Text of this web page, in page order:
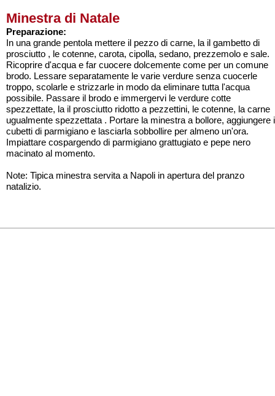
Minestra di Natale
Preparazione:
In una grande pentola mettere il pezzo di carne, la il gambetto di
prosciutto , le cotenne, carota, cipolla, sedano, prezzemolo e sale.
Ricoprire d'acqua e far cuocere dolcemente come per un comune
brodo. Lessare separatamente le varie verdure senza cuocerle
troppo, scolarle e strizzarle in modo da eliminare tutta l'acqua
possibile. Passare il brodo e immergervi le verdure cotte
spezzettate, la il prosciutto ridotto a pezzettini, le cotenne, la carne
ugualmente spezzettata . Portare la minestra a bollore, aggiungere i
cubetti di parmigiano e lasciarla sobbollire per almeno un'ora.
Impiattare cospargendo di parmigiano grattugiato e pepe nero
macinato al momento.
Note: Tipica minestra servita a Napoli in apertura del pranzo
natalizio.